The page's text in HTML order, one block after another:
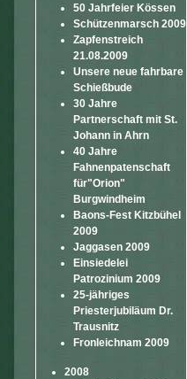
50 Jahrfeier Kössen
Schützenmarsch 2009
Zapfenstreich
21.08.2009
Unsere neue fahrbare
Schießbude
30 Jahre
Partnerschaft mit St.
Johann in Ahrn
40 Jahre
Fahnenpatenschaft
für"Orion"
Burgwindheim
Baons-Fest Kitzbühel
2009
Jaggasen 2009
Einsiedelei
Patrozinium 2009
25-jähriges
Priesterjubiläum Dr.
Trausnitz
Fronleichnam 2009
2008